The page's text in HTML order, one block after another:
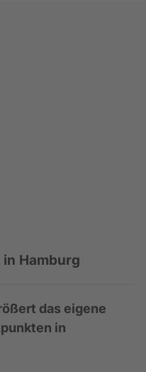
Hamburg
das eigene
in